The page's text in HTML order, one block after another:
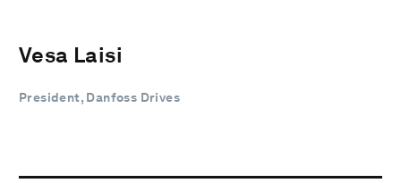
Vesa Laisi
President, Danfoss Drives